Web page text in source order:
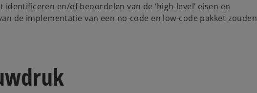
en/of beoordelen van de ‘high-level’ eisen en
de implementatie van een no-code en low-code pakket zouden